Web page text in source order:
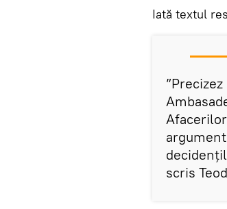
Iată textul
scris